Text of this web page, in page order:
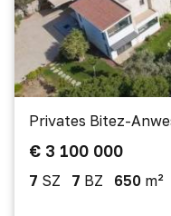
Privates Bitez-
€ 3 100 000
7 SZ 7 BZ 650 m²